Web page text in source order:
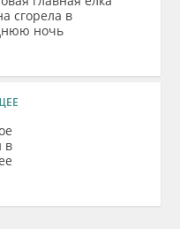
сгорела в
ночь
в